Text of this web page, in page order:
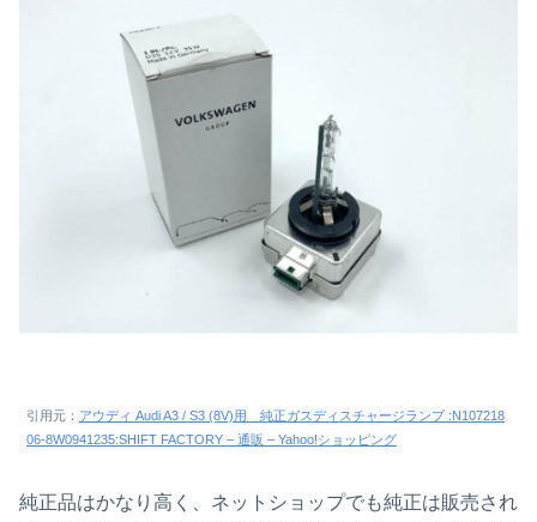
引用元： アウディ Audi A3 / S3 (8V)用 純正ガスディスチャージランプ :N107218
06-8W0941235:SHIFT FACTORY – 通販 – Yahoo!ショッピング
純正品はかなり高く、ネットショップでも純正は販売され